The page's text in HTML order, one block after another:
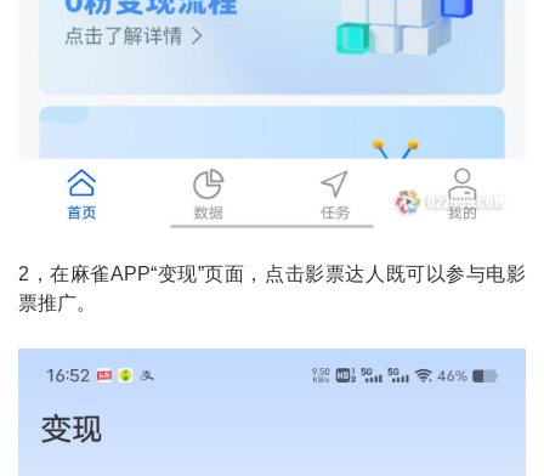
2，在麻雀APP“变现”页面，点击影票达人既可以参与电影
票推广。